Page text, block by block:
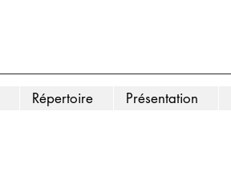
Répertoire Présentation